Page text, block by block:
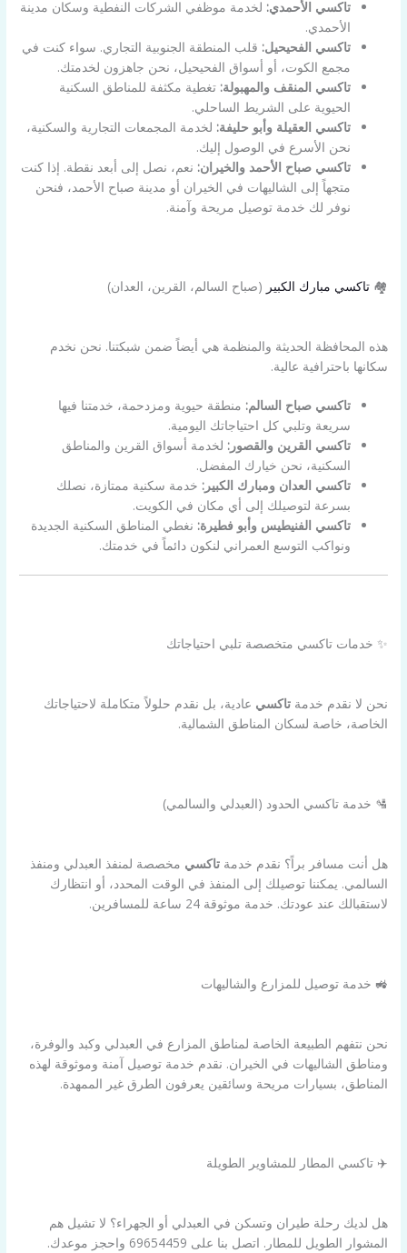
تاكسي الأحمدي: لخدمة موظفي الشركات النفطية وسكان مدينة
الأحمدي.
تاكسي الفحيحيل: قلب المنطقة الجنوبية التجاري. سواء كنت في
مجمع الكوت، أو أسواق الفحيحيل، نحن جاهزون لخدمتك.
تاكسي المنقف والمهبولة: تغطية مكثفة للمناطق السكنية
الحيوية على الشريط الساحلي.
تاكسي العقيلة وأبو حليفة: لخدمة المجمعات التجارية والسكنية،
نحن الأسرع في الوصول إليك.
تاكسي صباح الأحمد والخيران: نعم، نصل إلى أبعد نقطة. إذا كنت
متجهاً إلى الشاليهات في الخيران أو مدينة صباح الأحمد، فنحن
نوفر لك خدمة توصيل مريحة وآمنة.
🏘️ تاكسي مبارك الكبير (صباح السالم، القرين، العدان)
هذه المحافظة الحديثة والمنظمة هي أيضاً ضمن شبكتنا. نحن نخدم
سكانها باحترافية عالية.
تاكسي صباح السالم: منطقة حيوية ومزدحمة، خدمتنا فيها
سريعة وتلبي كل احتياجاتك اليومية.
تاكسي القرين والقصور: لخدمة أسواق القرين والمناطق
السكنية، نحن خيارك المفضل.
تاكسي العدان ومبارك الكبير: خدمة سكنية ممتازة، نصلك
بسرعة لتوصيلك إلى أي مكان في الكويت.
تاكسي الفنيطيس وأبو فطيرة: نغطي المناطق السكنية الجديدة
ونواكب التوسع العمراني لنكون دائماً في خدمتك.
✨ خدمات تاكسي متخصصة تلبي احتياجاتك
نحن لا نقدم خدمةتاكسي عادية، بل نقدم حلولاً متكاملة لاحتياجاتك
الخاصة، خاصة لسكان المناطق الشمالية.
🛂 خدمة تاكسي الحدود (العبدلي والسالمي)
هل أنت مسافر براً؟ نقدم خدمةتاكسي مخصصة لمنفذ العبدلي ومنفذ
السالمي. يمكننا توصيلك إلى المنفذ في الوقت المحدد، أو انتظارك
لاستقبالك عند عودتك. خدمة موثوقة 24 ساعة للمسافرين.
🚜 خدمة توصيل للمزارع والشاليهات
نحن نتفهم الطبيعة الخاصة لمناطق المزارع في العبدلي وكبد والوفرة،
ومناطق الشاليهات في الخيران. نقدم خدمة توصيل آمنة وموثوقة لهذه
المناطق، بسيارات مريحة وسائقين يعرفون الطرق غير الممهدة.
✈️ تاكسي المطار للمشاوير الطويلة
هل لديك رحلة طيران وتسكن في العبدلي أو الجهراء؟ لا تشيل هم
المشوار الطويل للمطار. اتصل بنا على 69654459 واحجز موعدك.